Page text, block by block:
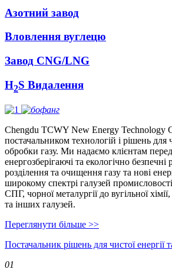
Азотний завод
Вловлення вуглецю
Завод CNG/LNG
H2S Видалення
Chengdu TCWY New Energy Technology
постачальником технологій і рішень для
обробки газу. Ми надаємо клієнтам
енергозберігаючі та екологічно безпечні
розділення та очищення газу та нові
широкому спектрі галузей
СПГ, чорної металургії до вугільної
та інших галузей.
Переглянути більше >>
Постачальник рішень для чистої енергії
01